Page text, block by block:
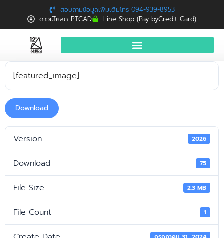
สอบถามข้อมูลเพิ่มเติมโทร 094-939-8953
ดาวน์โหลด PTCAD
Line Shop (Pay byCredit Card)
สินค้าและบริการ
News
[featured_image]
Download
Version 2026
Download 75
File Size 2.3 MB
File Count 1